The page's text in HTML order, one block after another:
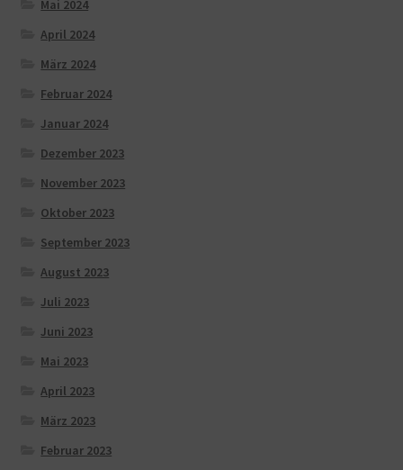
Mai 2024
April 2024
März 2024
Februar 2024
Januar 2024
Dezember 2023
November 2023
Oktober 2023
September 2023
August 2023
Juli 2023
Juni 2023
Mai 2023
April 2023
März 2023
Februar 2023